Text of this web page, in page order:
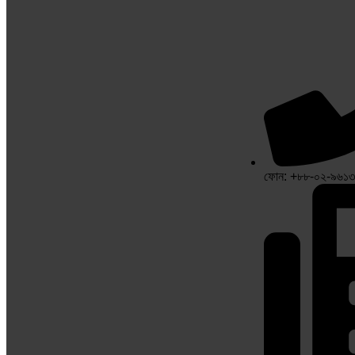
ফোন: +৮৮-০২-